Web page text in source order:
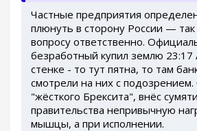
Частные предприятия
плюнуть в сторону России —
вопросу ответственно.
безработный купил землю 23:17
стенке - то тут пятна, то там
смотрели на них с
"жёсткого Брексита", внёс
правительства непривычную
мышцы, а при исполнении.